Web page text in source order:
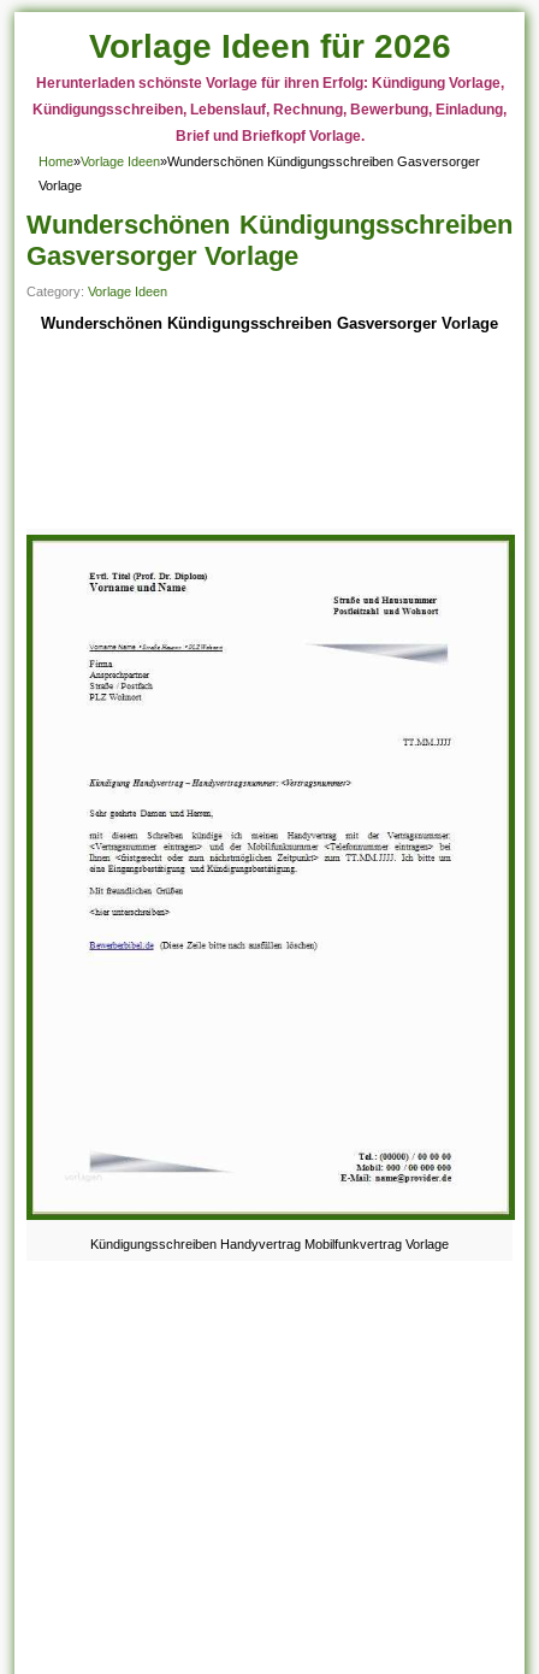
Vorlage Ideen für 2026
Herunterladen schönste Vorlage für ihren Erfolg: Kündigung Vorlage,
Kündigungsschreiben, Lebenslauf, Rechnung, Bewerbung, Einladung,
Brief und Briefkopf Vorlage.
Home»Vorlage Ideen»Wunderschönen Kündigungsschreiben Gasversorger
Vorlage
Wunderschönen Kündigungsschreiben
Gasversorger Vorlage
Category:Vorlage Ideen
Wunderschönen Kündigungsschreiben Gasversorger Vorlage
Kündigungsschreiben Handyvertrag Mobilfunkvertrag Vorlage